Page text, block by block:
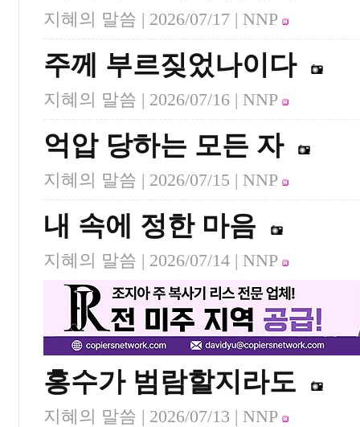
지혜의 말씀 | 2026/07/17 | NNP
주께 부르짖었나이다
지혜의 말씀 | 2026/07/16 | NNP
억압 당하는 모든 자
지혜의 말씀 | 2026/07/15 | NNP
내 속에 정한 마음
지혜의 말씀 | 2026/07/14 | NNP
홍수가 범람할지라도
지혜의 말씀 | 2026/07/13 | NNP